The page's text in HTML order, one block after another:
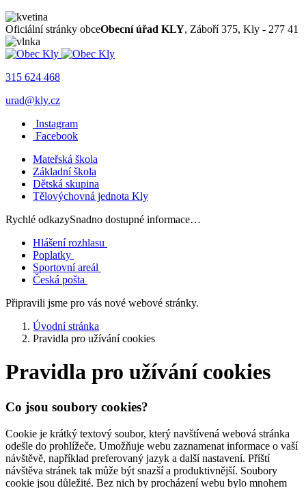
Oficiální stránky obceObecní úřad KLY, Záboří 375, Kly - 277 41
315 624 468
urad@kly.cz
Instagram
Facebook
Mateřská škola
Základní škola
Dětská skupina
Tělovýchovná jednota Kly
Rychlé odkazySnadno dostupné informace…
Hlášení rozhlasu
Poplatky
Sportovní areál
Česká pošta
Připravili jsme pro vás nové webové stránky.
Úvodní stránka
Pravidla pro užívání cookies
Pravidla pro užívání cookies
Co jsou soubory cookies?
Cookie je krátký textový soubor, který navštívená webová stránka
odešle do prohlížeče. Umožňuje webu zaznamenat informace o vaší
návštěvě, například preferovaný jazyk a další nastavení. Příští
návštěva stránek tak může být snazší a produktivnější. Soubory
cookie jsou důležité. Bez nich by procházení webu bylo mnohem